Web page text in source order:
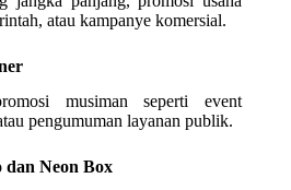
atau kampanye komersial.
musiman seperti event
pengumuman layanan publik.
dan Neon Box